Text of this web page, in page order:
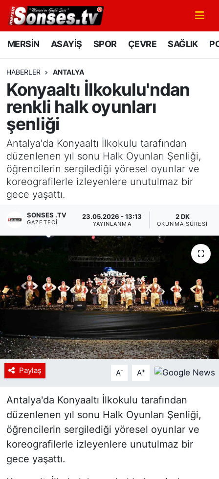
MERSİN ASAYİŞ SPOR ÇEVRE SAĞLIK
HABERLER ANTALYA
Konyaaltı İlkokulu'ndan
renkli halk oyunları
şenliği
Antalya'da Konyaaltı İlkokulu tarafından
düzenlenen yıl sonu Halk Oyunları Şenliği,
öğrencilerin sergilediği yöresel oyunlar ve
koreografilerle izleyenlere unutulmaz bir
gece yaşattı.
SONSES .TV
GAZETECI
23.05.2026 - 13:13
YAYINLANMA
2 DK
OKUNMA SÜRESI
Paylaş A- A+
Antalya'da Konyaaltı İlkokulu tarafından
düzenlenen yıl sonu Halk Oyunları Şenliği,
öğrencilerin sergilediği yöresel oyunlar ve
koreografilerle izleyenlere unutulmaz bir
gece yaşattı.
MERSİN
SPOR
GÜNÜN MANŞETİ
DÜNYA
KÜLTÜR - SANAT
MAGAZİN
SAĞLIK
Siyaset
YEREL HABER
Haberde insan
Tanıtım
Mersin Nöbetçi Eczaneler
Mersin Namaz Vakitleri
Mersin Trafik Yoğunluk Haritası
Süper Lig Puan Durumu ve Fikstür
Tüm Manşetler
Son Dakika Haberleri
Haber Arşivi